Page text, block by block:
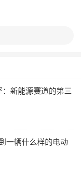
新能源赛道的第三
一辆什么样的电动